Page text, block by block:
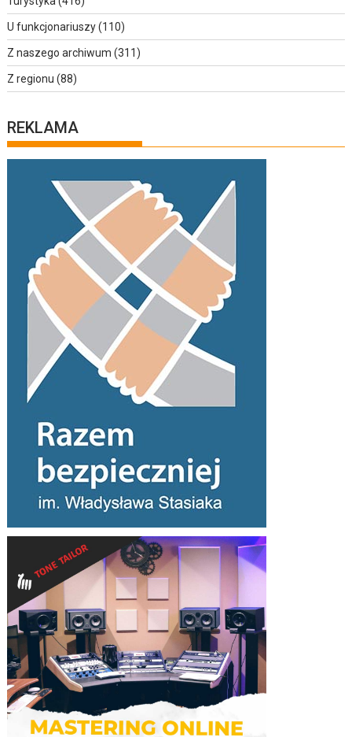
U funkcjonariuszy(110)
Z naszego archiwum (311)
Z regionu (88)
REKLAMA